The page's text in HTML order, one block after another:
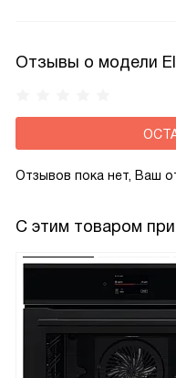
Отзывы о модели
Отзывов пока нет, Ваш
С этим товаром